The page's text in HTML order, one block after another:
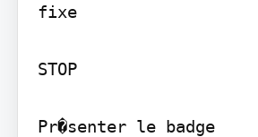
fixe
STOP
Pr�senter le badge